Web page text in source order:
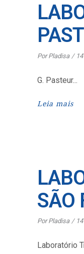
Por Pladisa
G. Pasteur
Leia mais
SÃO
Por Pladisa
Laboratório